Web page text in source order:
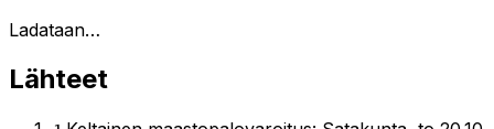
Ladataan…
Lähteet